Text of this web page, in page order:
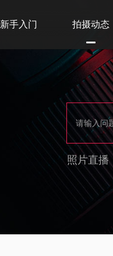
新手入门 拍摄动态
照片直播